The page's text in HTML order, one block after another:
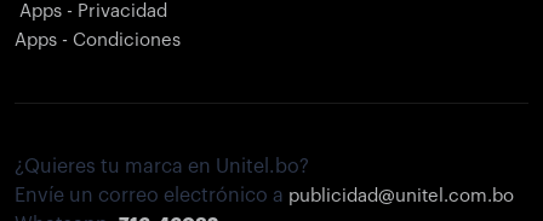
Apps - Privacidad
Apps - Condiciones
¿Quieres tu marca en Unitel.bo?
Envíe un correo electrónico a publicidad@unitel.com.bo